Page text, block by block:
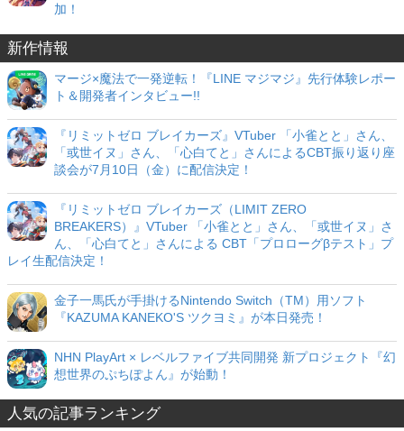
加！
新作情報
マージ×魔法で一発逆転！『LINE マジマジ』先行体験レポー
ト＆開発者インタビュー!!
『リミットゼロ ブレイカーズ』VTuber 「小雀とと」さん、
「或世イヌ」さん、「心白てと」さんによるCBT振り返り座
談会が7月10日（金）に配信決定！
『リミットゼロ ブレイカーズ（LIMIT ZERO
BREAKERS）』VTuber 「小雀とと」さん、「或世イヌ」さ
ん、「心白てと」さんによる CBT「プロローグβテスト」プ
レイ生配信決定！
金子一馬氏が手掛けるNintendo Switch（TM）用ソフト
『KAZUMA KANEKO'S ツクヨミ』が本日発売！
NHN PlayArt × レベルファイブ共同開発 新プロジェクト『幻
想世界のぷちぽよん』が始動！
人気の記事ランキング